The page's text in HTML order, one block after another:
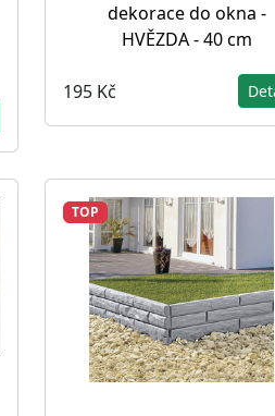
dekorace do okna -
HVĚZDA - 40 cm
195 Kč
TOP